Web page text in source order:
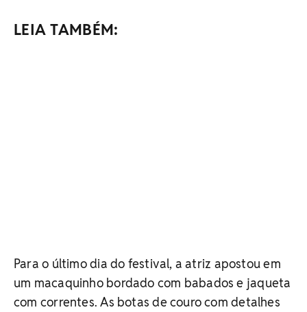
LEIA TAMBÉM:
Para o último dia do festival, a atriz apostou em
um macaquinho bordado com babados e jaqueta
com correntes. As botas de couro com detalhes